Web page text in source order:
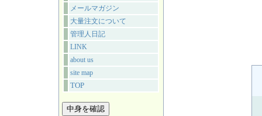
メールマガジン
大量注文について
管理人日記
LINK
about us
site map
TOP